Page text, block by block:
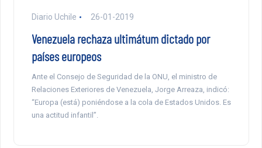
Diario Uchile 26-01-2019
Venezuela rechaza ultimátum dictado por
países europeos
Ante el Consejo de Seguridad de la ONU, el ministro de
Relaciones Exteriores de Venezuela, Jorge Arreaza, indicó:
“Europa (está) poniéndose a la cola de Estados Unidos. Es
una actitud infantil”.